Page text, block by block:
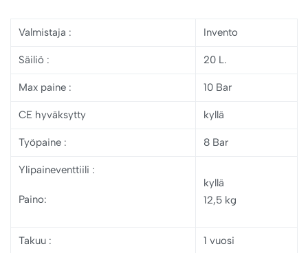
Valmistaja : Invento
Säiliö : 20 L.
Max paine : 10 Bar
CE hyväksytty kyllä
Työpaine : 8 Bar
Ylipaineventtiili :
Paino:
kyllä
12,5 kg
Takuu : 1 vuosi